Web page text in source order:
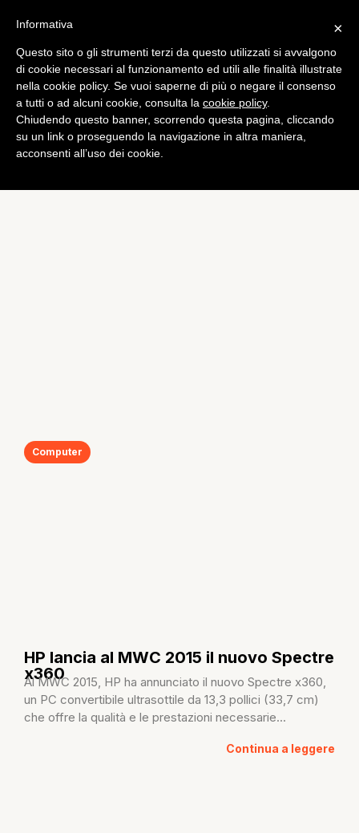
Computer
HP lancia al MWC 2015 il nuovo Spectre
x360
Al MWC 2015, HP ha annunciato il nuovo Spectre x360,
un PC convertibile ultrasottile da 13,3 pollici (33,7 cm)
che offre la qualità e le prestazioni necessarie...
Continua a leggere
×
Informativa
Questo sito o gli strumenti terzi da questo utilizzati si avvalgono
di cookie necessari al funzionamento ed utili alle finalità illustrate
nella cookie policy. Se vuoi saperne di più o negare il consenso
a tutti o ad alcuni cookie, consulta la cookie policy.
Chiudendo questo banner, scorrendo questa pagina, cliccando
su un link o proseguendo la navigazione in altra maniera,
acconsenti all’uso dei cookie.